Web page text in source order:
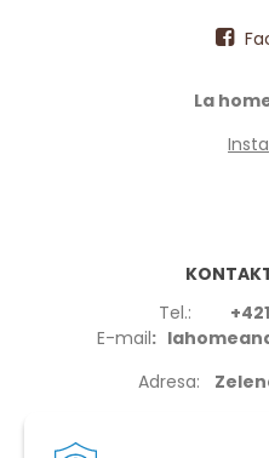
La
Tel.:
E-mail:
Adresa: